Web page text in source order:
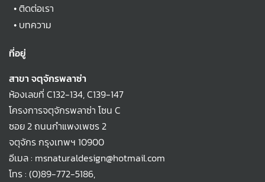
•ติดต่อเรา
• บทความ
ที่อยู่
สาขา จตุจักรพลาซ่า
ห้องเลขที่ C132-134, C139-147
โครงการจตุจักรพลาซ่า โซน C
ซอย 2 ถนนกำแพงเพชร 2
จตุจักร กรุงเทพฯ 10900
อีเมล : msnaturaldesign@hotmail.com
โทร : (0)89-772-5186,